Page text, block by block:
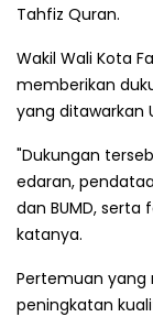
Tahfiz Quran.
Wakil Wali Kota
memberikan
yang ditawarkan
"Dukungan
edaran,
dan BUMD, serta
katanya.
Pertemuan
peningkatan